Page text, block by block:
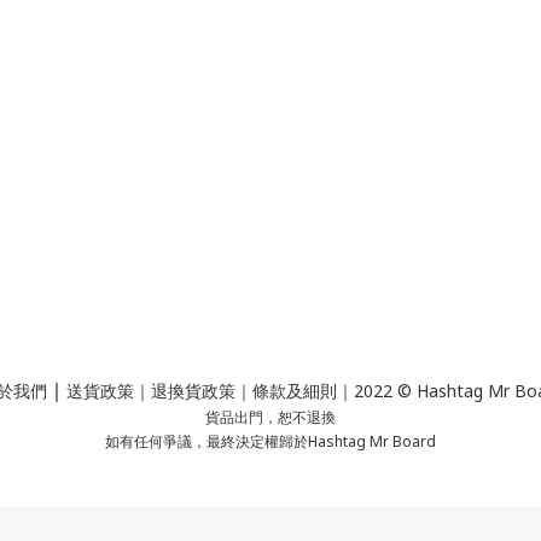
我們 ｜ 送貨政策｜ 退換貨政策｜ 條款及細則 ｜2022 © Hashtag Mr
貨品出門，恕不退換
如有任何爭議，最終決定權歸於Hashtag Mr Board